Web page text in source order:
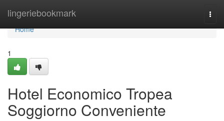
lingeriebookmark
Home
Home
1
Hotel Economico Tropea
Soggiorno Conveniente